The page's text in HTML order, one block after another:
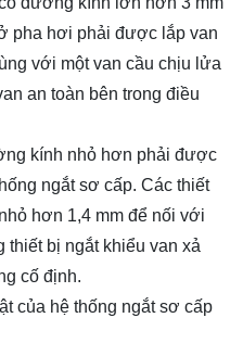
pha hơi phải được lắp van
với một van cầu chịu lửa
an toàn bên trong điều
kính nhỏ hơn phải được
ngắt sơ cấp. Các thiết
hơn 1,4 mm để nối với
bị ngắt khiểu van xả
cố định.
của hệ thống ngắt sơ cấp